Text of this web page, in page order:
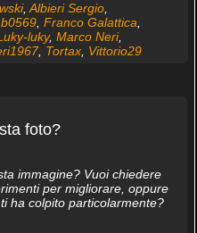
,Albieri Sergio,
, Franco Galattica,
luky, Marco Neri,
, Tortax, Vittorio29
foto?
immagine? Vuoi chiedere
per migliorare, oppure
ha colpito particolarmente?